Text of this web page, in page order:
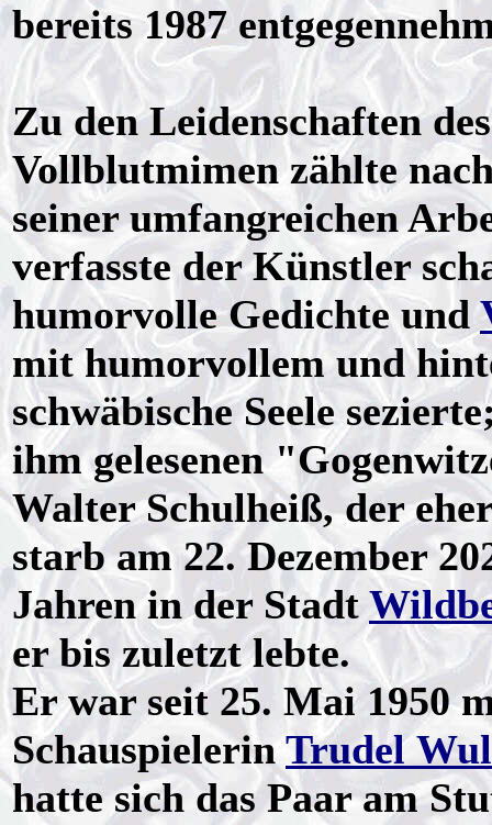
bereits 1987
Zu den Leidenschaften
Vollblutmimen zählte
seiner umfangreichen
verfasste der Künstler
humorvolle Gedichte und
mit humorvollem und
schwäbische Seele
ihm gelesenen
Walter Schulheiß, der
starb am 22. Dezember
Jahren in der Stadt
er bis zuletzt lebte.
Er war seit 25. Mai 1950
Schauspielerin Trudel
hatte sich das Paar am